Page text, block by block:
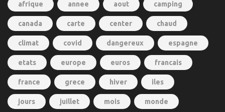
afrique annee aout camping
canada carte center chaud
climat covid dangereux espagne
etats europe euros francais
france grece hiver iles
jours juillet mois monde